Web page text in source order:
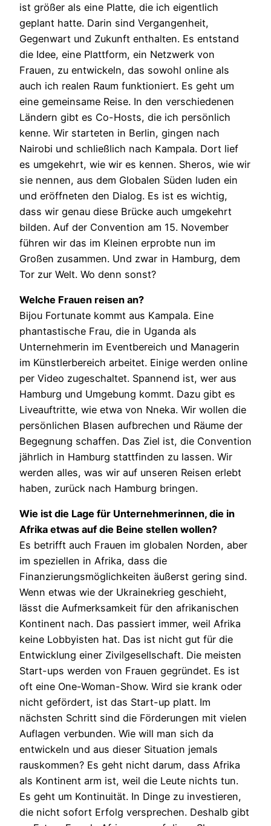
ist größer als eine Platte, die ich eigentlich
geplant hatte. Darin sind Vergangenheit,
Gegenwart und Zukunft enthalten. Es entstand
die Idee, eine Plattform, ein Netzwerk von
Frauen, zu entwickeln, das sowohl online als
auch ich realen Raum funktioniert. Es geht um
eine gemeinsame Reise. In den verschiedenen
Ländern gibt es Co-Hosts, die ich persönlich
kenne. Wir starteten in Berlin, gingen nach
Nairobi und schließlich nach Kampala. Dort lief
es umgekehrt, wie wir es kennen. Sheros, wie wir
sie nennen, aus dem Globalen Süden luden ein
und eröffneten den Dialog. Es ist es wichtig,
dass wir genau diese Brücke auch umgekehrt
bilden. Auf der Convention am 15. November
führen wir das im Kleinen erprobte nun im
Großen zusammen. Und zwar in Hamburg, dem
Tor zur Welt. Wo denn sonst?
Welche Frauen reisen an?
Bijou Fortunate kommt aus Kampala. Eine
phantastische Frau, die in Uganda als
Unternehmerin im Eventbereich und Managerin
im Künstlerbereich arbeitet. Einige werden online
per Video zugeschaltet. Spannend ist, wer aus
Hamburg und Umgebung kommt. Dazu gibt es
Liveauftritte, wie etwa von Nneka. Wir wollen die
persönlichen Blasen aufbrechen und Räume der
Begegnung schaffen. Das Ziel ist, die Convention
jährlich in Hamburg stattfinden zu lassen. Wir
werden alles, was wir auf unseren Reisen erlebt
haben, zurück nach Hamburg bringen.
Wie ist die Lage für Unternehmerinnen, die in
Afrika etwas auf die Beine stellen wollen?
Es betrifft auch Frauen im globalen Norden, aber
im speziellen in Afrika, dass die
Finanzierungsmöglichkeiten äußerst gering sind.
Wenn etwas wie der Ukrainekrieg geschieht,
lässt die Aufmerksamkeit für den afrikanischen
Kontinent nach. Das passiert immer, weil Afrika
keine Lobbyisten hat. Das ist nicht gut für die
Entwicklung einer Zivilgesellschaft. Die meisten
Start-ups werden von Frauen gegründet. Es ist
oft eine One-Woman-Show. Wird sie krank oder
nicht gefördert, ist das Start-up platt. Im
nächsten Schritt sind die Förderungen mit vielen
Auflagen verbunden. Wie will man sich da
entwickeln und aus dieser Situation jemals
rauskommen? Es geht nicht darum, dass Afrika
als Kontinent arm ist, weil die Leute nichts tun.
Es geht um Kontinuität. In Dinge zu investieren,
die nicht sofort Erfolg versprechen. Deshalb gibt